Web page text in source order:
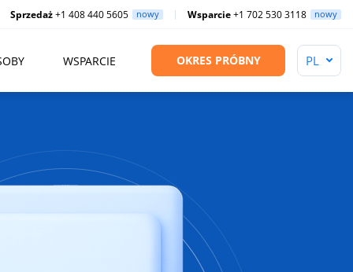
Sprzedaż+1 408 440 5605 nowy Wsparcie+1 702 530 3118 nowy
WSPARCIE OKRES PRÓBNY